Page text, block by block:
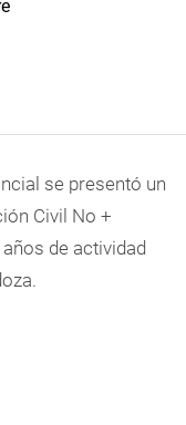
se presentó un
Civil No +
de actividad